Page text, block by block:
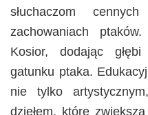
słuchaczom
zachowaniach
Kosior, dodając
gatunku ptaka.
nie tylko
dziełem, które